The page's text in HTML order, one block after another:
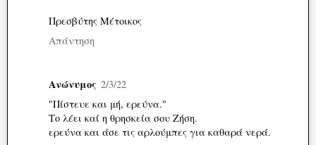
Πρεσβύτης Μέτοικος
Απάντηση
Ανώνυμος 2/3/22
"Πίστευε και μή, ερεύνα."
Το λέει καί η θρησκεία σου Ζήση.
ερεύνα και άσε τις αρλούμπες για καθαρά νερά.